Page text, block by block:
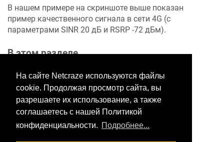
На сайте Netcraze используются файлы
cookie. Продолжая просмотр сайта, вы
разрешаете их использование, а также
соглашаетесь с нашей Политикой
конфиденциальности. Подробнее...
В нашем примере на скриншоте выше показан
пример качественного сигнала в сети 4G (с
параметрами SINR 20 дБ и RSRP -72 дБм).
В этом разделе
Хотите оставить отзыв?
Нажмите здесь, чтобы
предложить правки.